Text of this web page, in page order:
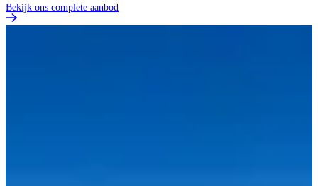
Bekijk ons complete aanbod